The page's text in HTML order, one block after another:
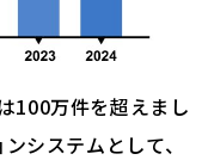
100万件を超えまし
システムとして、